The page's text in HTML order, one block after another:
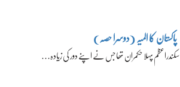
پاکستان کا المیہ (دوسرا حصہ)
سکندراعظم پہلا حکمران تھا جس نے اپنے دور کی زیادہ…